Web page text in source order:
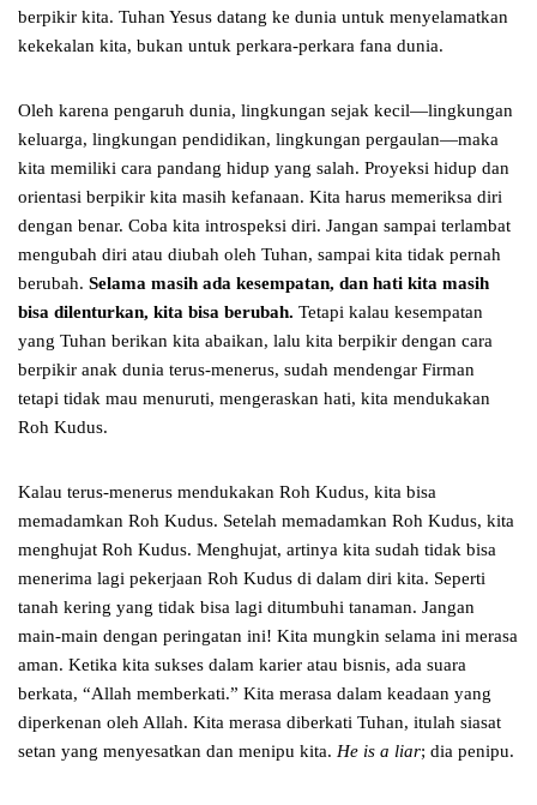
berpikir kita. Tuhan Yesus datang ke dunia untuk menyelamatkan
kekekalan kita, bukan untuk perkara-perkara fana dunia.
Oleh karena pengaruh dunia, lingkungan sejak kecil—lingkungan
keluarga, lingkungan pendidikan, lingkungan pergaulan—maka
kita memiliki cara pandang hidup yang salah. Proyeksi hidup dan
orientasi berpikir kita masih kefanaan. Kita harus memeriksa diri
dengan benar. Coba kita introspeksi diri. Jangan sampai terlambat
mengubah diri atau diubah oleh Tuhan, sampai kita tidak pernah
berubah. Selama masih ada kesempatan, dan hati kita masih
bisa dilenturkan, kita bisa berubah. Tetapi kalau kesempatan
yang Tuhan berikan kita abaikan, lalu kita berpikir dengan cara
berpikir anak dunia terus-menerus, sudah mendengar Firman
tetapi tidak mau menuruti, mengeraskan hati, kita mendukakan
Roh Kudus.
Kalau terus-menerus mendukakan Roh Kudus, kita bisa
memadamkan Roh Kudus. Setelah memadamkan Roh Kudus, kita
menghujat Roh Kudus. Menghujat, artinya kita sudah tidak bisa
menerima lagi pekerjaan Roh Kudus di dalam diri kita. Seperti
tanah kering yang tidak bisa lagi ditumbuhi tanaman. Jangan
main-main dengan peringatan ini! Kita mungkin selama ini merasa
aman. Ketika kita sukses dalam karier atau bisnis, ada suara
berkata, “Allah memberkati.” Kita merasa dalam keadaan yang
diperkenan oleh Allah. Kita merasa diberkati Tuhan, itulah siasat
setan yang menyesatkan dan menipu kita. He is a liar; dia penipu.